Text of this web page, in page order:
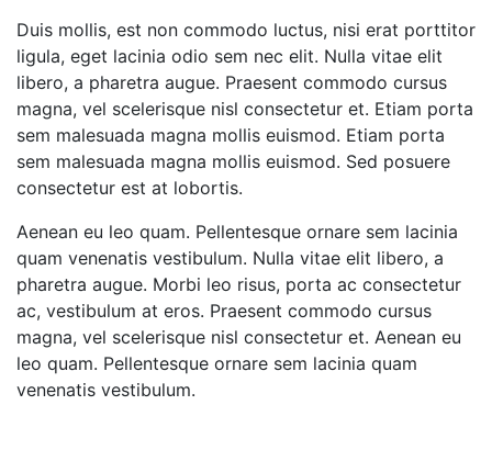
Duis mollis, est non commodo luctus, nisi erat porttitor
ligula, eget lacinia odio sem nec elit. Nulla vitae elit
libero, a pharetra augue. Praesent commodo cursus
magna, vel scelerisque nisl consectetur et. Etiam porta
sem malesuada magna mollis euismod. Etiam porta
sem malesuada magna mollis euismod. Sed posuere
consectetur est at lobortis.
Aenean eu leo quam. Pellentesque ornare sem lacinia
quam venenatis vestibulum. Nulla vitae elit libero, a
pharetra augue. Morbi leo risus, porta ac consectetur
ac, vestibulum at eros. Praesent commodo cursus
magna, vel scelerisque nisl consectetur et. Aenean eu
leo quam. Pellentesque ornare sem lacinia quam
venenatis vestibulum.